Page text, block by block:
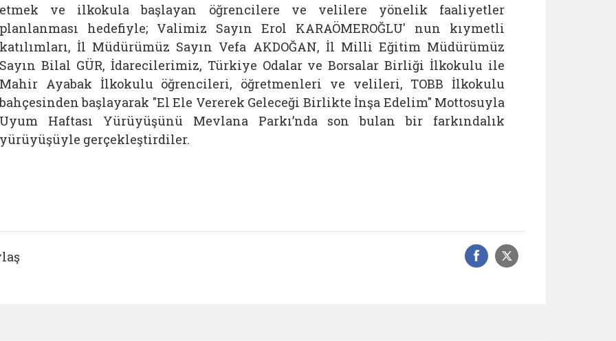
etmek ve ilkokula başlayan öğrencilere ve velilere yönelik faaliyetler
planlanması hedefiyle; Valimiz Sayın Erol KARAÖMEROĞLU' nun kıymetli
katılımları, İl Müdürümüz Sayın Vefa AKDOĞAN, İl Milli Eğitim Müdürümüz
Sayın Bilal GÜR, İdarecilerimiz, Türkiye Odalar ve Borsalar Birliği İlkokulu ile
Mahir Ayabak İlkokulu öğrencileri, öğretmenleri ve velileri, TOBB İlkokulu
bahçesinden başlayarak "El Ele Vererek Geleceği Birlikte İnşa Edelim" Mottosuyla
Uyum Haftası Yürüyüşünü Mevlana Parkı’nda son bulan bir farkındalık
yürüyüşüyle gerçekleştirdiler.
Facebook
Sosyal